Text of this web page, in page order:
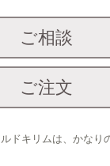
ドキリムは、かなり